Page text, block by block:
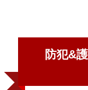
防犯&